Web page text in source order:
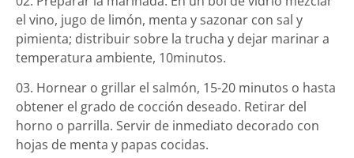
el vino, jugo de limón, menta y sazonar con sal y
pimienta; distribuir sobre la trucha y dejar marinar a
temperatura ambiente, 10minutos.
03. Hornear o grillar el salmón, 15-20 minutos o hasta
obtener el grado de cocción deseado. Retirar del
horno o parrilla. Servir de inmediato decorado con
hojas de menta y papas cocidas.